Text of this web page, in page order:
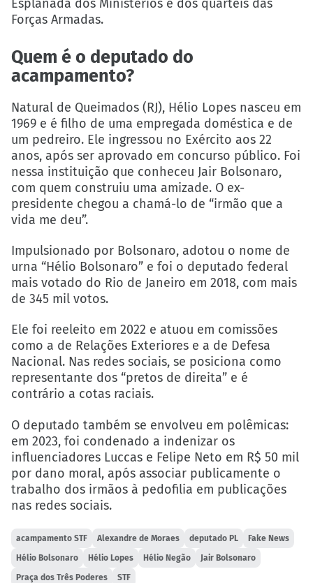
Esplanada dos Ministérios e dos quartéis das
Forças Armadas.
Quem é o deputado do
acampamento?
Natural de Queimados (RJ), Hélio Lopes nasceu em
1969 e é filho de uma empregada doméstica e de
um pedreiro. Ele ingressou no Exército aos 22
anos, após ser aprovado em concurso público. Foi
nessa instituição que conheceu Jair Bolsonaro,
com quem construiu uma amizade. O ex-
presidente chegou a chamá-lo de “irmão que a
vida me deu”.
Impulsionado por Bolsonaro, adotou o nome de
urna “Hélio Bolsonaro” e foi o deputado federal
mais votado do Rio de Janeiro em 2018, com mais
de 345 mil votos.
Ele foi reeleito em 2022 e atuou em comissões
como a de Relações Exteriores e a de Defesa
Nacional. Nas redes sociais, se posiciona como
representante dos “pretos de direita” e é
contrário a cotas raciais.
O deputado também se envolveu em polêmicas:
em 2023, foi condenado a indenizar os
influenciadores Luccas e Felipe Neto em R$ 50 mil
por dano moral, após associar publicamente o
trabalho dos irmãos à pedofilia em publicações
nas redes sociais.
acampamento STF Alexandre de Moraes deputado PL Fake News
Hélio Bolsonaro Hélio Lopes Hélio Negão Jair Bolsonaro
Praça dos Três Poderes STF